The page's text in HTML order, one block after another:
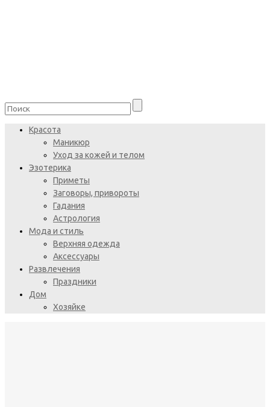
Красота
Маникюр
Уход за кожей и телом
Эзотерика
Приметы
Заговоры, привороты
Гадания
Астрология
Мода и стиль
Верхняя одежда
Аксессуары
Развлечения
Праздники
Дом
Хозяйке